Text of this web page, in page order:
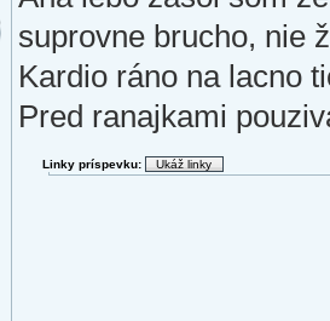
suprovne brucho, nie
Kardio ráno na lacno
Pred ranajkami
Linky príspevku: